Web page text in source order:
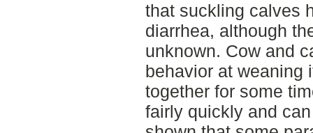
that suckling calves
diarrhea, although
unknown. Cow and
behavior at weaning
together for some
fairly quickly and